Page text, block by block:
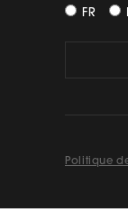
FR
Politique